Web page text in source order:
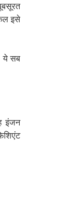
इसे
ये सब
इंजन